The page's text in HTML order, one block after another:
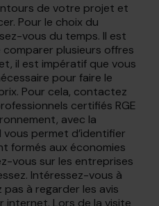
de votre projet et
Pour le choix du
vous du temps. Il est
plusieurs offres
il est impératif que vous
pour faire le
Pour cela, contactez
certifiés RGE
avec la
vous permet d’identifier
formés aux économies
vous sur les entreprises
Intéressez-vous à
à regarder les avis
internet. Lors de la visite